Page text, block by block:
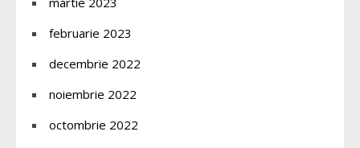
februarie 2023
decembrie 2022
noiembrie 2022
octombrie 2022